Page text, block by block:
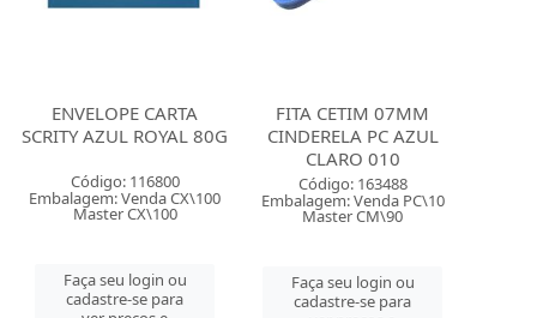
ENVELOPE CARTA
SCRITY AZUL ROYAL 80G
Código: 116800
Embalagem: Venda CX\100
Master CX\100
Faça seu login ou
cadastre-se para
FITA CETIM 07MM
CINDERELA PC AZUL
CLARO 010
Código: 163488
Embalagem: Venda PC\10
Master CM\90
Faça seu login ou
cadastre-se para